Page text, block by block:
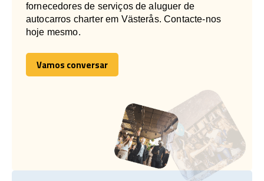
fornecedores de serviços de aluguer de
autocarros charter em Västerås. Contacte-nos
hoje mesmo.
Vamos conversar
Vamos conversar